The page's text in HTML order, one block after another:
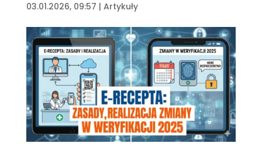
03.01.2026, 09:57 | Artykuły